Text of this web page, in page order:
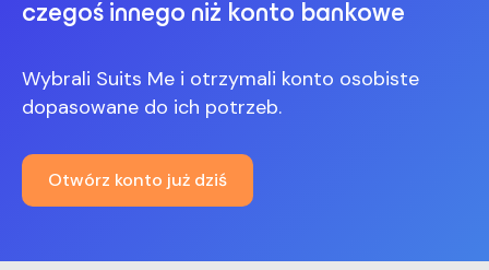
czegoś innego niż konto bankowe
Wybrali Suits Me i otrzymali konto osobiste
dopasowane do ich potrzeb.
Otwórz konto już dziś